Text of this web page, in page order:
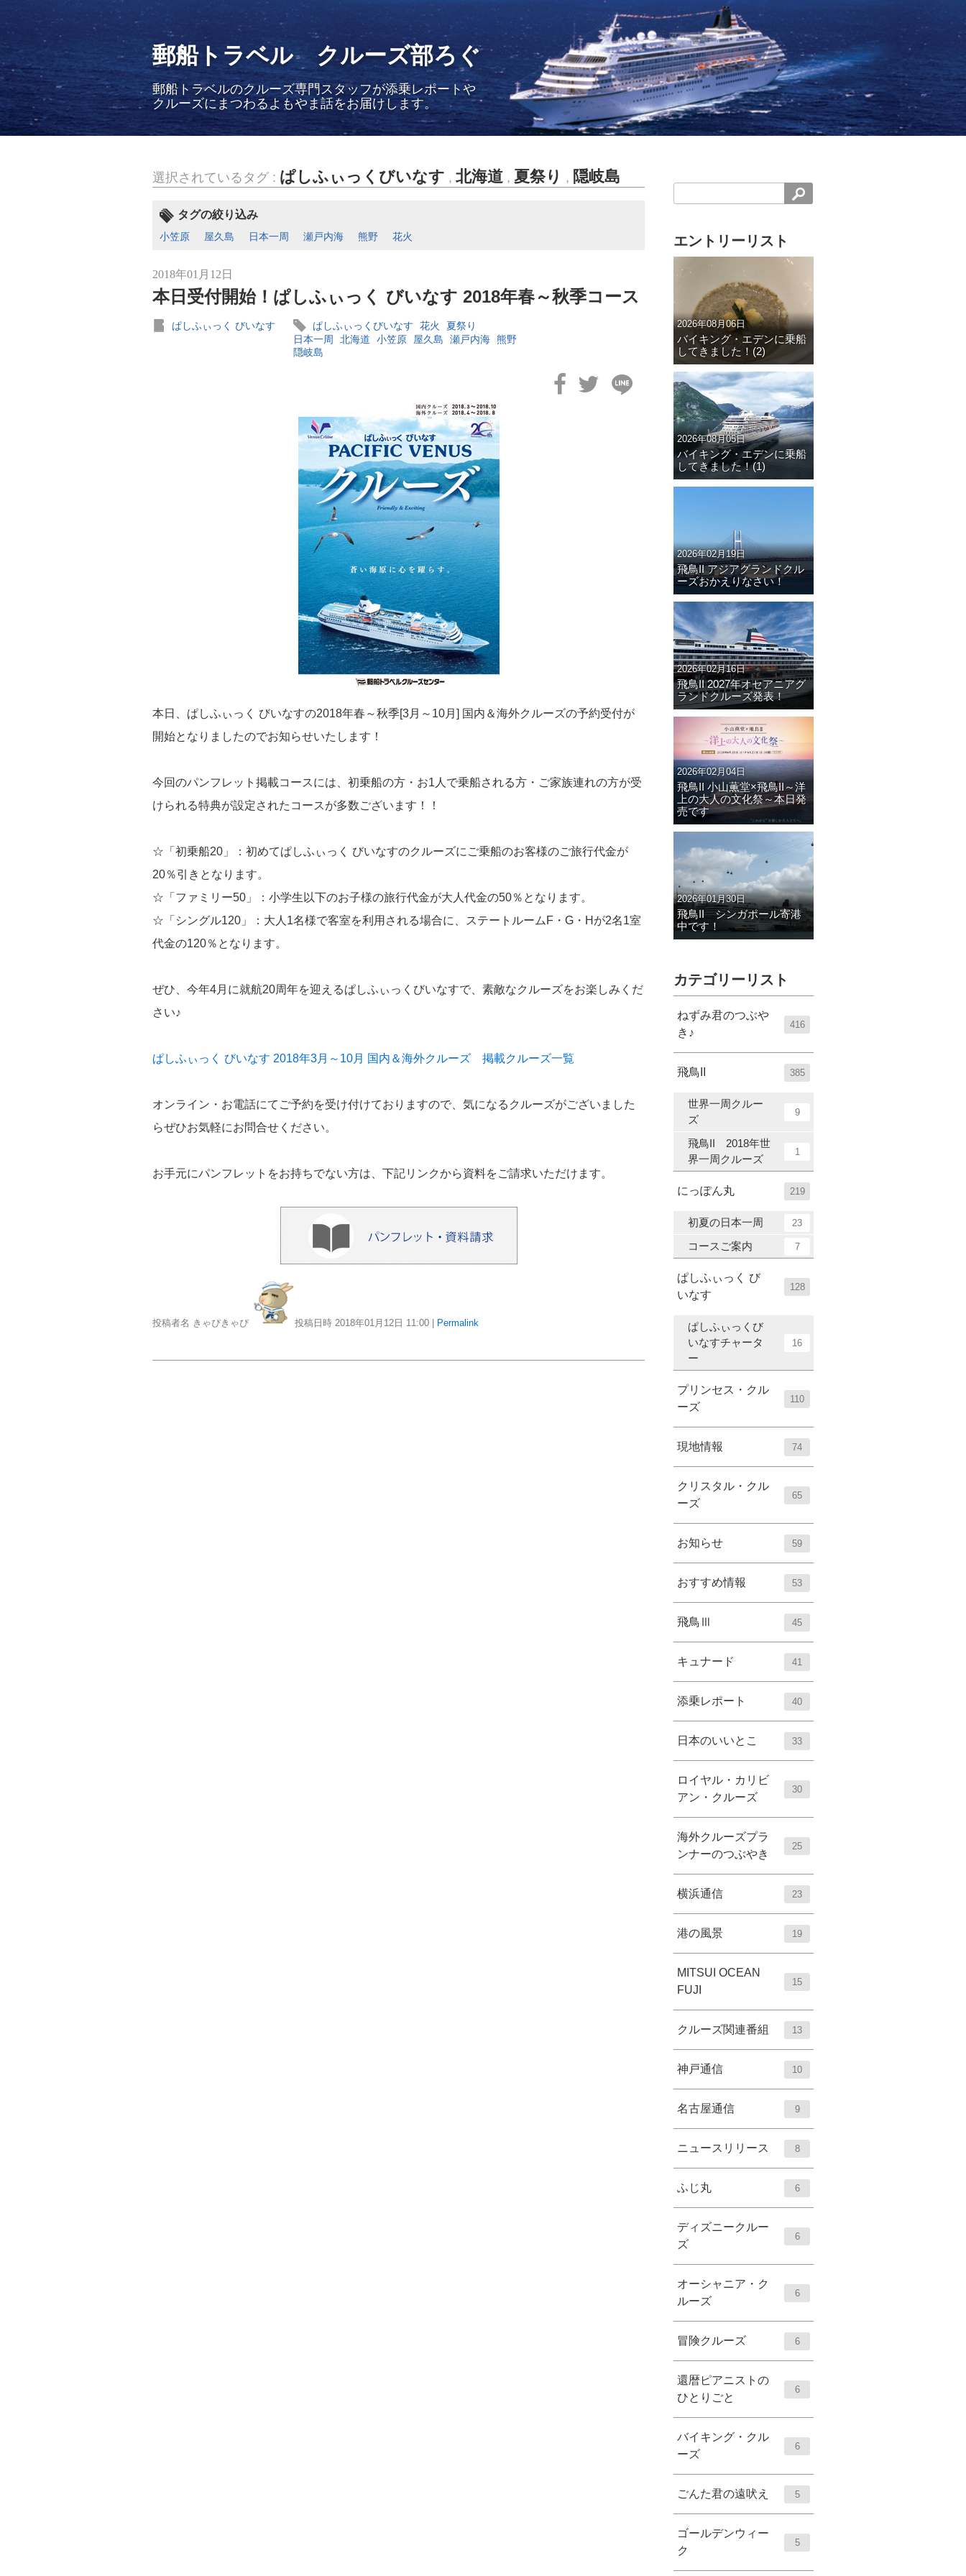
郵船トラベル クルーズ部ろぐ
郵船トラベルのクルーズ専門スタッフが添乗レポートや
クルーズにまつわるよもやま話をお届けします。
選択されているタグ : ぱしふぃっくびいなす , 北海道, 夏祭り , 隠岐島
タグの絞り込み
小笠原 屋久島 日本一周 瀬戸内海 熊野 花火
2018年01月12日
本日受付開始！ぱしふぃっく びいなす 2018年春～秋季コース
ぱしふぃっく びいなす ぱしふぃっくびいなす 花火
夏祭り
日本一周
北海道 小笠原 屋久島 瀬戸内海 熊野
隠岐島
本日、ぱしふぃっく びいなすの2018年春～秋季[3月～10月] 国内＆海外クルーズの予約受付が
開始となりましたのでお知らせいたします！
今回のパンフレット掲載コースには、初乗船の方・お1人で乗船される方・ご家族連れの方が受
けられる特典が設定されたコースが多数ございます！！
☆「初乗船20」：初めてぱしふぃっく びいなすのクルーズにご乗船のお客様のご旅行代金が
20％引きとなります。
☆「ファミリー50」：小学生以下のお子様の旅行代金が大人代金の50％となります。
☆「シングル120」：大人1名様で客室を利用される場合に、ステートルームF・G・Hが2名1室
代金の120％となります。
ぜひ、今年4月に就航20周年を迎えるぱしふぃっくびいなすで、素敵なクルーズをお楽しみくだ
さい♪
ぱしふぃっく びいなす 2018年3月～10月 国内＆海外クルーズ 掲載クルーズ一覧
オンライン・お電話にてご予約を受け付けておりますので、気になるクルーズがございました
らぜひお気軽にお問合せください。
お手元にパンフレットをお持ちでない方は、下記リンクから資料をご請求いただけます。
投稿者名 きゃぴきゃぴ 投稿日時 2018年01月12日 11:00 | Permalink
エントリーリスト
2026年08月06日
バイキング・エデンに乗船
してきました！(2)
2026年08月05日
バイキング・エデンに乗船
してきました！(1)
2026年02月19日
飛鳥II アジアグランドクル
ーズおかえりなさい！
2026年02月16日
飛鳥II 2027年オセアニアグ
ランドクルーズ発表！
2026年02月04日
飛鳥II 小山薫堂×飛鳥II～洋
上の大人の文化祭～本日発
売です
2026年01月30日
飛鳥II シンガポール寄港
中です！
カテゴリーリスト
ねずみ君のつぶや
き♪
416
飛鳥II 385
世界一周クルー
ズ
9
飛鳥II 2018年世
界一周クルーズ
1
にっぽん丸 219
初夏の日本一周 23
コースご案内 7
ぱしふぃっく び
いなす
128
ぱしふぃっくび
いなすチャータ
ー
16
プリンセス・クル
ーズ
110
現地情報 74
クリスタル・クル
ーズ
65
お知らせ 59
おすすめ情報 53
飛鳥Ⅲ 45
キュナード 41
添乗レポート 40
日本のいいとこ 33
ロイヤル・カリビ
アン・クルーズ
30
海外クルーズプラ
ンナーのつぶやき
25
横浜通信 23
港の風景 19
MITSUI OCEAN
FUJI
15
クルーズ関連番組 13
神戸通信 10
名古屋通信 9
ニュースリリース 8
ふじ丸 6
ディズニークルー
ズ
6
オーシャニア・ク
ルーズ
6
冒険クルーズ 6
還暦ピアニストの
ひとりごと
6
バイキング・クル
ーズ
6
ごんた君の遠吠え 5
ゴールデンウィー
ク
5